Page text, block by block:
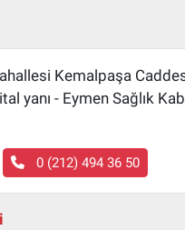
Kemalpaşa
yanı - Eymen Sağlık
0 (212) 494 36 50